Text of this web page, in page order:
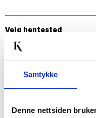
Samtykke
Denne nettsiden
Velg hentested
BLI
Som medlem i